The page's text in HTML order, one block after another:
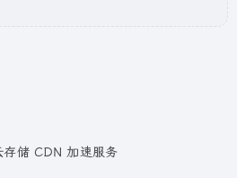
储 CDN 加速服务